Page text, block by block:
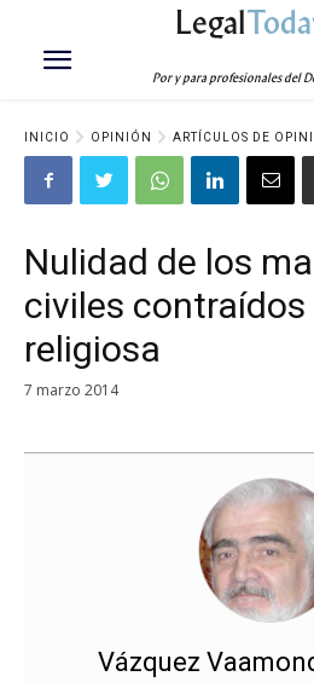
Legal
Por y para profesionales del
INICIO OPINIÓN ARTÍCULOS DE
Nulidad de los
civiles
religiosa
7 marzo 2014
Vázquez